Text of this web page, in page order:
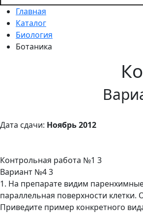
Главная
Каталог
Биология
Ботаника
Дата сдачи: Ноябрь 2012
Контрольная работа №1 3
Вариант №4 3
1. На препарате видим
параллельная поверхности
Приведите пример конкретного